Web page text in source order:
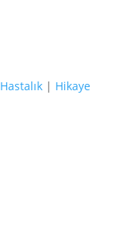
Hastalık| Hikaye